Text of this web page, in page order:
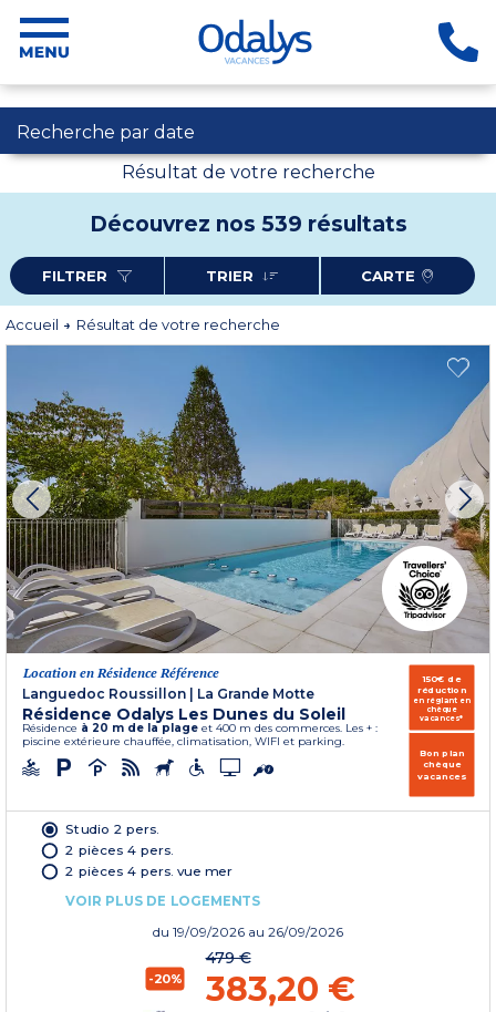
Recherche par date
Résultat de votre recherche
Découvrez nos 539 résultats
FILTRER TRIER CARTE
Accueil Résultat de votre recherche
Location en Résidence Référence
Languedoc Roussillon
La Grande Motte
Résidence Odalys Les Dunes du Soleil
Résidence à 20 m de la plage et 400 m des commerces. Les + :
piscine extérieure chauffée, climatisation, WIFI et parking.
150€ de
réduction
en réglant en
chèque
vacances*
Bon plan
chèque
vacances
Studio 2 pers.
2 pièces 4 pers.
2 pièces 4 pers. vue mer
VOIR PLUS DE LOGEMENTS
du 19/09/2026 au 26/09/2026
-20%
479 €
383,20 €